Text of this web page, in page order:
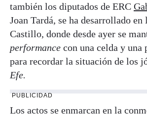
también los diputados de ERC
Joan Tardá, se ha desarrollado en
Castillo, donde desde ayer se
performance con una celda y una
para recordar la situación de los
Efe.
PUBLICIDAD
Los actos se enmarcan en la